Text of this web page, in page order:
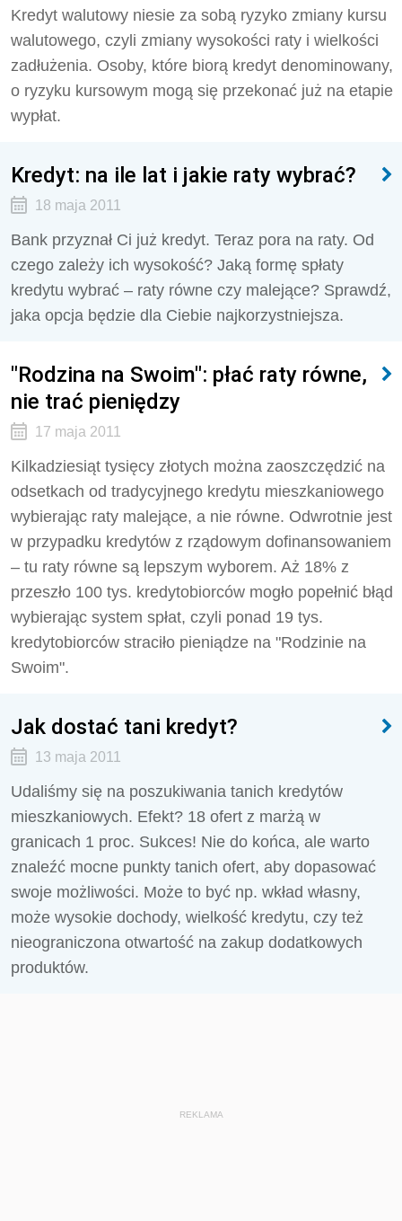
Kredyt walutowy niesie za sobą ryzyko zmiany kursu
walutowego, czyli zmiany wysokości raty i wielkości
zadłużenia. Osoby, które biorą kredyt denominowany,
o ryzyku kursowym mogą się przekonać już na etapie
wypłat.
Kredyt: na ile lat i jakie raty wybrać?
18 maja 2011
Bank przyznał Ci już kredyt. Teraz pora na raty. Od
czego zależy ich wysokość? Jaką formę spłaty
kredytu wybrać – raty równe czy malejące? Sprawdź,
jaka opcja będzie dla Ciebie najkorzystniejsza.
"Rodzina na Swoim": płać raty równe,
nie trać pieniędzy
17 maja 2011
Kilkadziesiąt tysięcy złotych można zaoszczędzić na
odsetkach od tradycyjnego kredytu mieszkaniowego
wybierając raty malejące, a nie równe. Odwrotnie jest
w przypadku kredytów z rządowym dofinansowaniem
– tu raty równe są lepszym wyborem. Aż 18% z
przeszło 100 tys. kredytobiorców mogło popełnić błąd
wybierając system spłat, czyli ponad 19 tys.
kredytobiorców straciło pieniądze na "Rodzinie na
Swoim".
Jak dostać tani kredyt?
13 maja 2011
Udaliśmy się na poszukiwania tanich kredytów
mieszkaniowych. Efekt? 18 ofert z marżą w
granicach 1 proc. Sukces! Nie do końca, ale warto
znaleźć mocne punkty tanich ofert, aby dopasować
swoje możliwości. Może to być np. wkład własny,
może wysokie dochody, wielkość kredytu, czy też
nieograniczona otwartość na zakup dodatkowych
produktów.
REKLAMA